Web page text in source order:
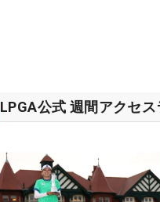
LPGA公式 週間アクセ